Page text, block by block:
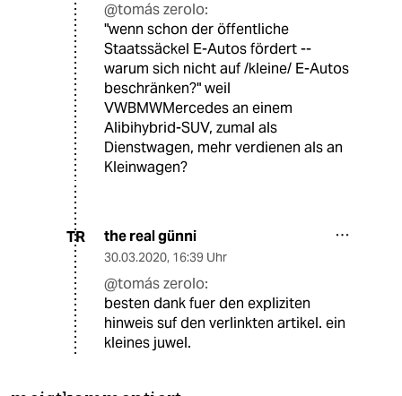
@tomás zerolo:
"wenn schon der öffentliche
Staatssäckel E-Autos fördert --
warum sich nicht auf /kleine/ E-Autos
beschränken?" weil
VWBMWMercedes an einem
Alibihybrid-SUV, zumal als
Dienstwagen, mehr verdienen als an
Kleinwagen?
TR the real günni
30.03.2020, 16:39 Uhr
@tomás zerolo:
besten dank fuer den expliziten
hinweis suf den verlinkten artikel. ein
kleines juwel.